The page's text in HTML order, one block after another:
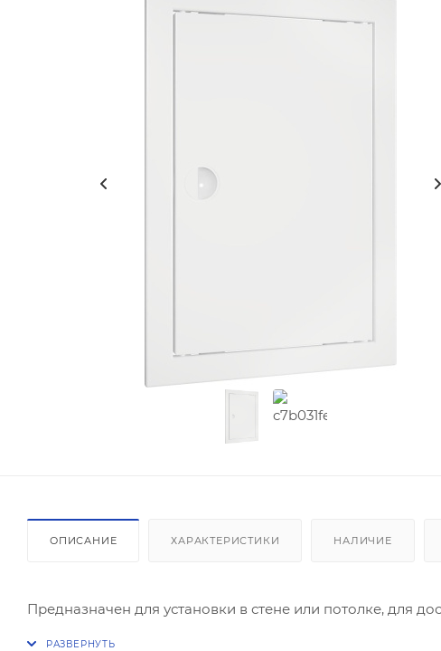
ОПИСАНИЕ ХАРАКТЕРИСТИКИ НАЛИЧИЕ
Предназначен для установки в стене или потолке, для